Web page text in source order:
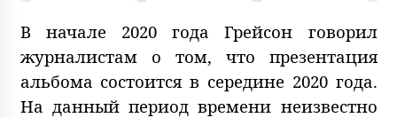
В начале 2020 года Грейсон говорил
журналистам о том, что презентация
альбома состоится в середине 2020 года.
На данный период времени неизвестно